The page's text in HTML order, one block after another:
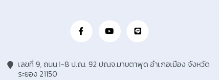
เลขที่ 9, ถนน I-8 ป.ณ. 92 ปณจ.มาบตาพุด อำเภอเมือง จังหวัด
ระยอง 21150